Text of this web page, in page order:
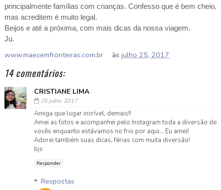
principalmente famílias com crianças. Confesso que é bem cheio,
mas acreditem é muito legal.
Beijos e até a próxima, com mais dicas da nossa viagem.
Ju.
www.maesemfronteiras.com.br àsjulho 25, 2017
14 comentários:
CRISTIANE LIMA
25 julho, 2017
Amiga que lugar incrível, demais!!
Amei as fotos e acompanhei pelo Instagram toda a diversão de
vocês enquanto estávamos no frio por aqui... Eu amei!
Adorei também suas dicas, férias com muita diversão!
bjs
Responder
Respostas